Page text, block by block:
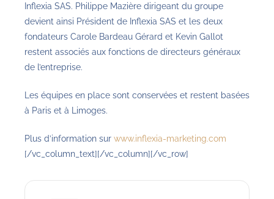
Inflexia SAS. Philippe Mazière dirigeant du groupe
devient ainsi Président de Inflexia SAS et les deux
fondateurs Carole Bardeau Gérard et Kevin Gallot
restent associés aux fonctions de directeurs généraux
de l’entreprise.
Les équipes en place sont conservées et restent basées
à Paris et à Limoges.
Plus d’information sur www.inflexia-marketing.com
[/vc_column_text][/vc_column][/vc_row]